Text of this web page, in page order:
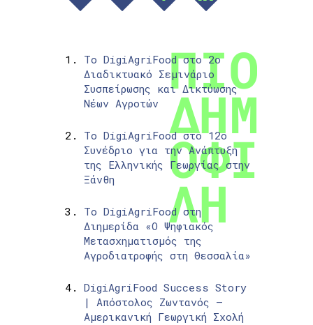
Το DigiAgriFood στο 2ο
Διαδικτυακό Σεμινάριο
Συσπείρωσης και Δικτύωσης
Νέων Αγροτών
Το DigiAgriFood στο 12ο
Συνέδριο για την Ανάπτυξη
της Ελληνικής Γεωργίας στην
Ξάνθη
Το DigiAgriFood στη
Διημερίδα «Ο Ψηφιακός
Μετασχηματισμός της
Αγροδιατροφής στη Θεσσαλία»
DigiAgriFood Success Story
| Απόστολος Ζωντανός –
Αμερικανική Γεωργική Σχολή